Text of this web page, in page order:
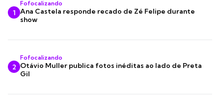
1
Fofocalizando
Ana Castela responde recado de Zé Felipe durante
show
2
Fofocalizando
Otávio Muller publica fotos inéditas ao lado de Preta
Gil